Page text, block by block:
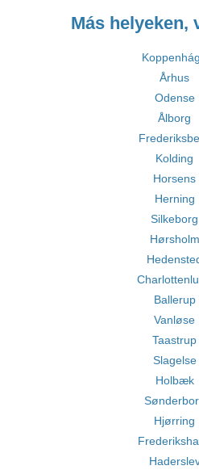
Más helyeken,
Århus
Odense
Ålborg
Kolding
Horsens
Herning
Silkeborg
Hørsholm
Ballerup
Vanløse
Taastrup
Slagelse
Holbæk
Hjørring